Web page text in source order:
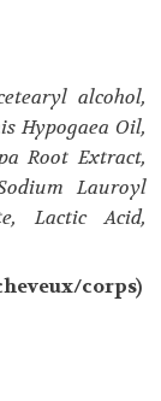
alcohol,
Hypogaea Oil,
Root Extract,
Lauroyl
Lactic Acid,
corps)